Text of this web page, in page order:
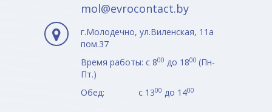
mol@evrocontact.by
г.Молодечно, ул.Виленская, 11а
пом.37
Время работы: с 800 до 1800 (Пн-
Пт.)
Обед: с 1300 до 1400